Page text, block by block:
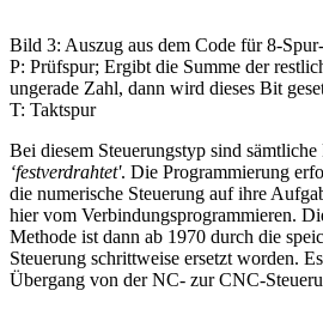
Bild 3: Auszug aus dem Code für 8-
P: Prüfspur; Ergibt die Summe der
ungerade Zahl, dann wird dieses Bit
T: Taktspur
Bei diesem Steuerungstyp sind
‘festverdrahtet'. Die Programmierung
die numerische Steuerung auf ihre
hier vom Verbindungsprogrammieren.
Methode ist dann ab 1970 durch die
Steuerung schrittweise ersetzt worden.
Übergang von der NC- zur CNC-